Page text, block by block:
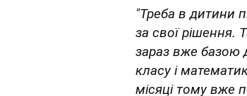
"Треба в дитини
за свої рішення.
зараз вже базою
класу і
місяці тому вже